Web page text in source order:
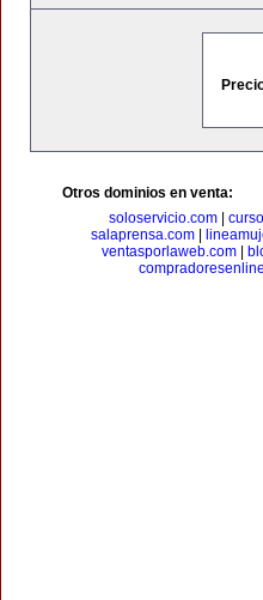
Otros dominios en venta:
soloservicio.com|
salaprensa.com|
ventasporlaweb.com|